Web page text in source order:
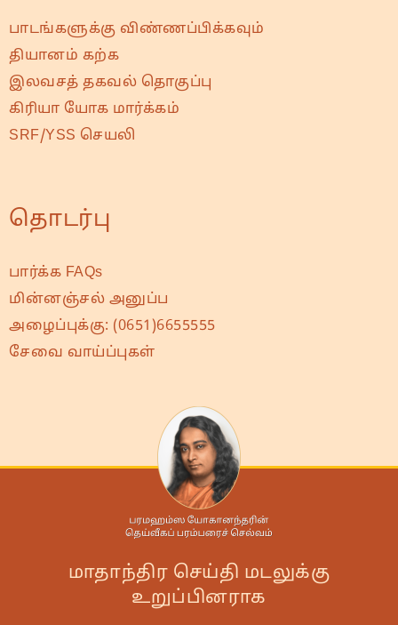
பாடங்களுக்கு விண்ணப்பிக்கவும்
தியானம் கற்க
இலவசத் தகவல் தொகுப்பு
கிரியா யோக மார்க்கம்
SRF/YSS செயலி
தொடர்பு
பார்க்க FAQs
மின்னஞ்சல் அனுப்ப
அழைப்புக்கு: (0651)6655555
சேவை வாய்ப்புகள்
மாதாந்திர செய்தி மடலுக்கு
உறுப்பினராக